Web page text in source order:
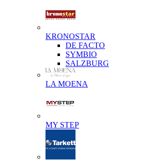
KRONOSTAR
DE FACTO
SYMBIO
SALZBURG
LA MOENA
MY STEP